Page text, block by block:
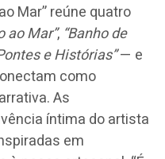
Mar” reúne quatro
ao Mar”, “Banho de
e Histórias”— e
como
As
íntima do artista
em